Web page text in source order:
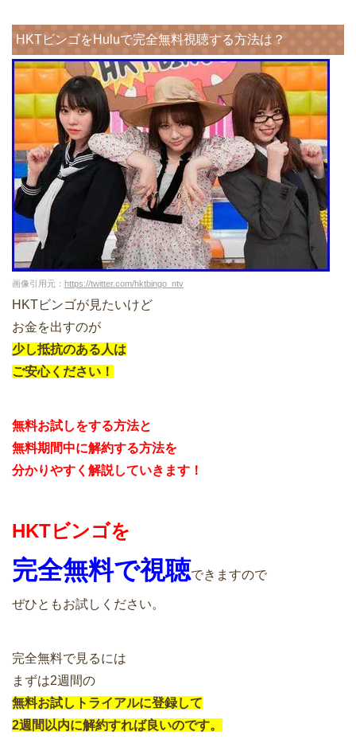
HKTビンゴをHuluで完全無料視聴する方法は？
画像引用元： https://twitter.com/hktbingo_ntv
HKTビンゴが見たいけど
お金を出すのが
少し抵抗のある人は
ご安心ください！
無料お試しをする方法と
無料期間中に解約する方法を
分かりやすく解説していきます！
HKTビンゴを
完全無料で視聴できますので
ぜひともお試しください。
完全無料で見るには
まずは2週間の
無料お試しトライアルに登録して
2週間以内に解約すれば良いのです。